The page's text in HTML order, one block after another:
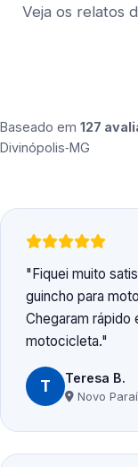
Veja os relatos
Baseado em 127
Divinópolis‑MG
Fiquei muito
guincho para
Chegaram rápido
motocicleta.
T Teresa B.
Novo